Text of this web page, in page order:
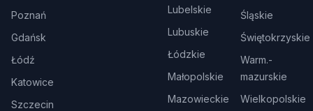
Poznań
Gdańsk
Łódź
Katowice
Szczecin
Lubelskie
Lubuskie
Łódzkie
Małopolskie
Mazowieckie
Śląskie
Świętokrzyskie
Warm.-
mazurskie
Wielkopolskie